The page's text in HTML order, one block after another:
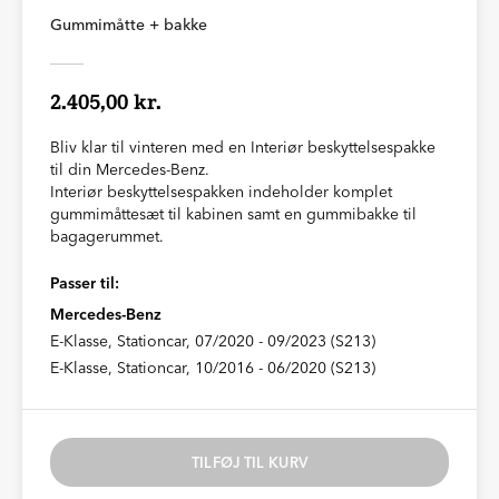
Gummimåtte + bakke
2.405,00 kr.
Bliv klar til vinteren med en Interiør beskyttelsespakke
til din Mercedes-Benz.
Interiør beskyttelsespakken indeholder komplet
gummimåttesæt til kabinen samt en gummibakke til
bagagerummet.
Passer til:
Mercedes-Benz
E-Klasse, Stationcar, 07/2020 - 09/2023 (S213)
E-Klasse, Stationcar, 10/2016 - 06/2020 (S213)
TILFØJ TIL KURV